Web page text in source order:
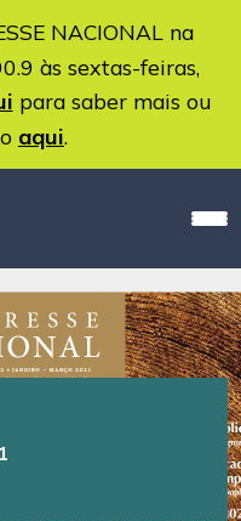
NACIONAL na
às sextas-feiras,
para saber mais ou
aqui.